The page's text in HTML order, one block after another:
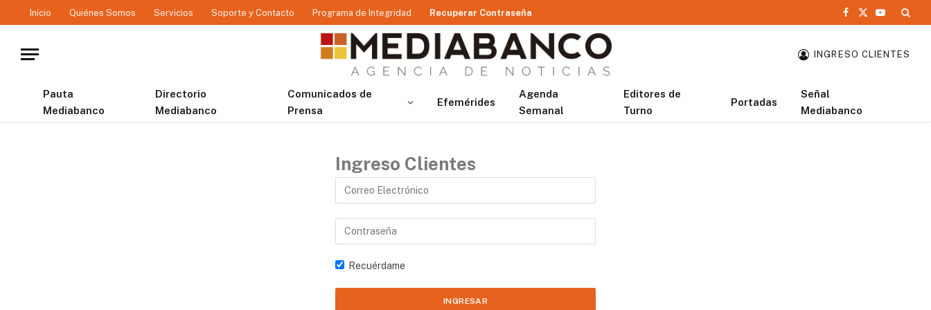
Inicio Quiénes Somos Servicios Soporte y Contacto Programa de Integridad Recuperar Contraseña
Facebook
X
YouTube
INGRESO CLIENTES
Pauta
Mediabanco
Directorio
Mediabanco
Comunicados de
Prensa
Efemérides
Agenda
Semanal
Editores de
Turno
Portadas
Señal
Mediabanco
Ingreso Clientes
Recuérdame